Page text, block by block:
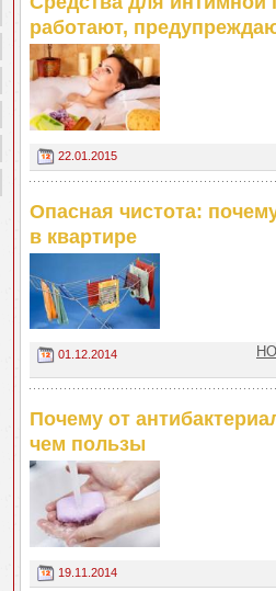
работают,
22.01.2015
Опасная чистота:
в квартире
01.12.2014
Почему от
чем пользы
19.11.2014